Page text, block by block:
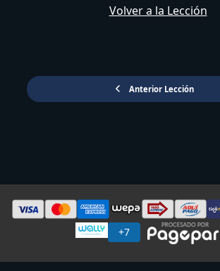
Anterior Lección
Volver a la Lección